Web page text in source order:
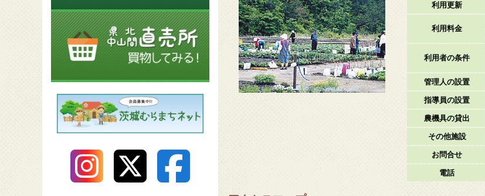
利用更新
利用料金
利用者の条件
管理人の設置
指導員の設置
農機具の貸出
その他施設
お問合せ
電話